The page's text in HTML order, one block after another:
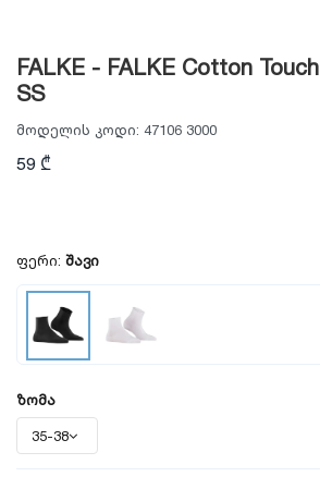
FALKE - FALKE Cotton Touch
SS
მოდელის კოდი: 47106 3000
59 ₾
ფერი: შავი
ზომა